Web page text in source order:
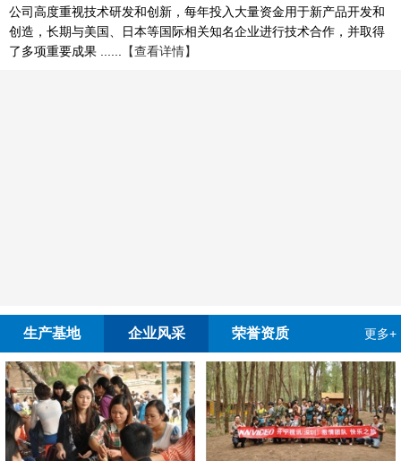
公司高度重视技术研发和创新，每年投入大量资金用于新产品开发和
创造，长期与美国、日本等国际相关知名企业进行技术合作，并取得
了多项重要成果 ......
【查看详情】
生产基地 企业风采 荣誉资质 更多+